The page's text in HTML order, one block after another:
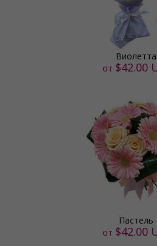
Виолетта
от $42.00
Пастель
от $42.00